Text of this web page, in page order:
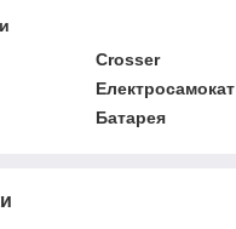
Crosser
Електросамокат
Батарея